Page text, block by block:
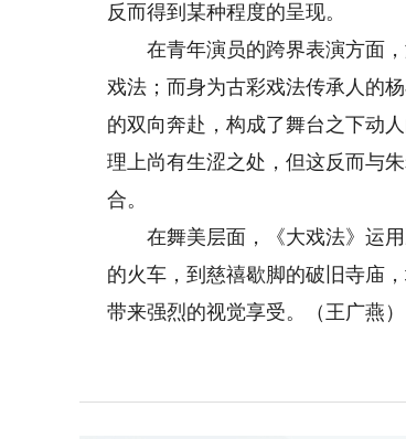
反而得到某种程度的呈现。
在青年演员的跨界表演方面，
戏法；而身为古彩戏法传承人的
的双向奔赴，构成了舞台之下动
理上尚有生涩之处，但这反而与
合。
在舞美层面，《大戏法》运用
的火车，到慈禧歇脚的破旧寺庙
带来强烈的视觉享受。（王广燕）